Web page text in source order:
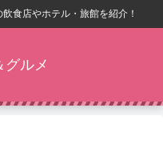
食店やホテル・旅館を紹介！
グルメ